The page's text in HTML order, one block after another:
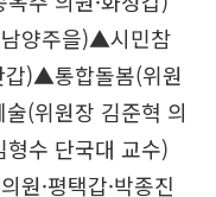
양주을)▲시민참
갑)▲통합돌봄(위원
(위원장 김준혁 의
수 단국대 교수)
원·평택갑·박종진